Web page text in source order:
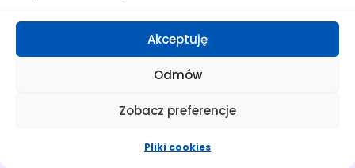
Akceptuję
Odmów
Zobacz preferencje
Pliki cookies
inżynierskie
stacjonarne, niestacjonarne